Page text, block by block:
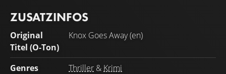
ZUSATZINFOS
Original
Titel (O-Ton)
Knox Goes Away (en)
Genres Thriller & Krimi